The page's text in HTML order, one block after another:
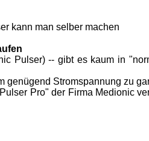
kann man selber machen
Pulser)-- gibt es kaum in
genügend Stromspannung zu
Pro" der Firma Medionic